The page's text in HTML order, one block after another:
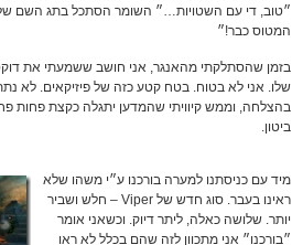
״טוב, די עם השטויות…״ השומר הסתכל בתג השם
המטוס כבר!״
בזמן שהסתלקתי מהאנגר, אני חושב ששמעתי את
שלו. אני לא בטוח. בטח קטע כזה של פיזיקאים. לא
בהצלחה, וממש קיוויתי שהמדען יתגלה כקצת פחות
ביטון.
מיד עם כניסתנו למערה בורכנו ע״י משהו שלא
ראינו בעבר. סוג חדש של Viper – חלש ושביר
יותר. שלושה כאלה, ליתר דיוק. וכשאני אומר
״בורכנו״ אני מתכוון לזה שהם בכלל לא ראו